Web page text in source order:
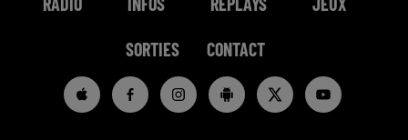
SORTIES CONTACT